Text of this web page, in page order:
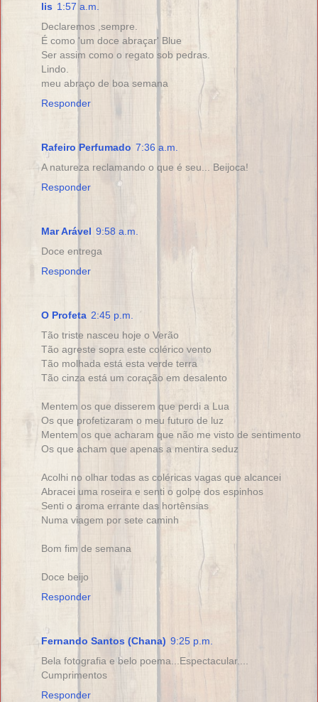
lis 1:57 a.m.
Declaremos ,sempre.
É como 'um doce abraçar' Blue
Ser assim como o regato sob pedras.
Lindo.
meu abraço de boa semana
Responder
Rafeiro Perfumado 7:36 a.m.
A natureza reclamando o que é seu... Beijoca!
Responder
Mar Arável 9:58 a.m.
Doce entrega
Responder
O Profeta 2:45 p.m.
Tão triste nasceu hoje o Verão
Tão agreste sopra este colérico vento
Tão molhada está esta verde terra
Tão cinza está um coração em desalento
Mentem os que disserem que perdi a Lua
Os que profetizaram o meu futuro de luz
Mentem os que acharam que não me visto de sentimento
Os que acham que apenas a mentira seduz
Acolhi no olhar todas as coléricas vagas que alcancei
Abracei uma roseira e senti o golpe dos espinhos
Senti o aroma errante das hortênsias
Numa viagem por sete caminh
Bom fim de semana
Doce beijo
Responder
Fernando Santos (Chana) 9:25 p.m.
Bela fotografia e belo poema...Espectacular....
Cumprimentos
Responder